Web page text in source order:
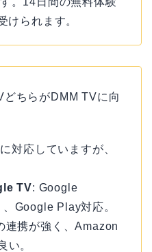
けられます。
ちらがDMM TVに向
対応していますが、
TV: Google
Google Play対応。
連携が強く、Amazon
い。